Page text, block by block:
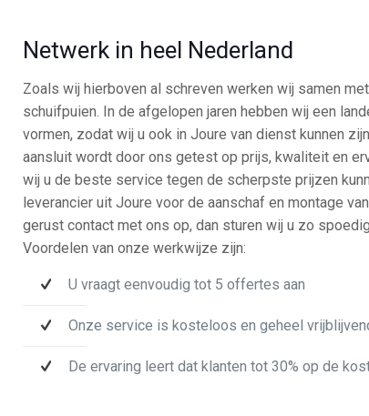
Netwerk in heel Nederland
Zoals wij hierboven al schreven werken wij samen
schuifpuien. In de afgelopen jaren hebben wij een
vormen, zodat wij u ook in Joure van dienst kunnen
aansluit wordt door ons getest op prijs, kwaliteit en
wij u de beste service tegen de scherpste prijzen
leverancier uit Joure voor de aanschaf en montage
gerust contact met ons op, dan sturen wij u zo
Voordelen van onze werkwijze zijn:
U vraagt eenvoudig tot 5 offertes aan
Onze service is kosteloos en geheel
De ervaring leert dat klanten tot 30% op de